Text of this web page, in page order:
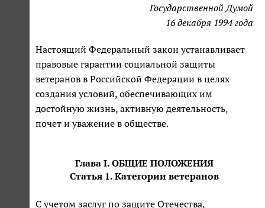
Государственной Думой
16 декабря 1994 года
Настоящий Федеральный закон устанавливает
правовые гарантии социальной защиты
ветеранов в Российской Федерации в целях
создания условий, обеспечивающих им
достойную жизнь, активную деятельность,
почет и уважение в обществе.
Глава I. ОБЩИЕ ПОЛОЖЕНИЯ
Статья 1. Категории ветеранов
С учетом заслуг по защите Отечества,